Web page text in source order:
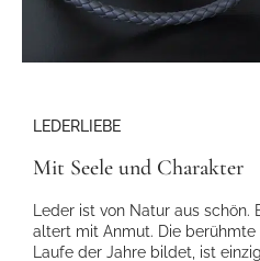
LEDERLIEBE
Mit Seele und Charakter
Leder ist von Natur aus schön.
altert mit Anmut. Die
Laufe der Jahre bildet, ist